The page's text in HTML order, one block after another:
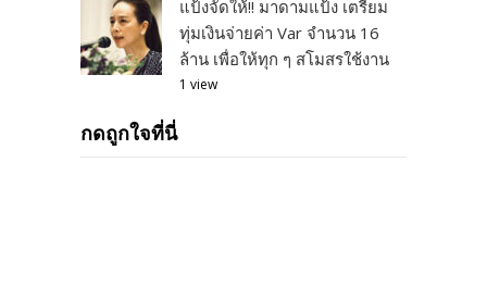
แป้งจัดให้!! มาดามแป้ง เตรียม
ทุ่มเงินจ่ายค่า Var จำนวน 16
ล้าน เพื่อให้ทุก ๆ สโมสรใช้งาน
1 view
กดถูกใจที่นี่